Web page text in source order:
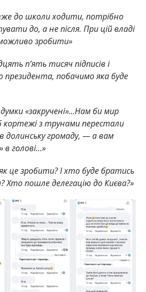
до школи ходити, потрібно
до, а не після. При цій владі
зробити»
п’ять тисяч підписів і
побачимо яка буде
«закручені»…Нам би мир
з трунами перестали
долинську громаду, — а вам
в голові…»
це зробити? І хто буде братись
Хто пошле делегацію до Києва?»